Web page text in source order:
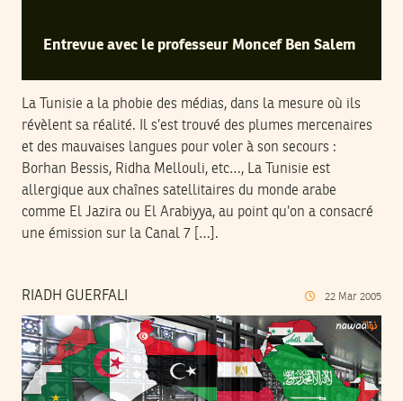
Entrevue avec le professeur Moncef Ben Salem
La Tunisie a la phobie des médias, dans la mesure où ils
révèlent sa réalité. Il s’est trouvé des plumes mercenaires
et des mauvaises langues pour voler à son secours :
Borhan Bessis, Ridha Mellouli, etc…, La Tunisie est
allergique aux chaînes satellitaires du monde arabe
comme El Jazira ou El Arabiyya, au point qu’on a consacré
une émission sur la Canal 7 […].
RIADH GUERFALI 22 Mar 2005